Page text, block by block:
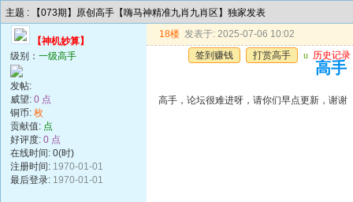
主题 : 【073期】原创高手【嗨马神精准九肖九肖区】独家发表
【神机妙算】
级别： 一级高手
发帖:
威望: 0 点
铜币: 枚
贡献值: 点
好评度: 0 点
在线时间: 0(时)
注册时间: 1970-01-01
最后登录: 1970-01-01
18楼 发表于: 2025-07-06 10:02
签到赚钱
打赏高手 u 历史记录
高手
高手，论坛很难进呀，请你们早点更新，谢谢